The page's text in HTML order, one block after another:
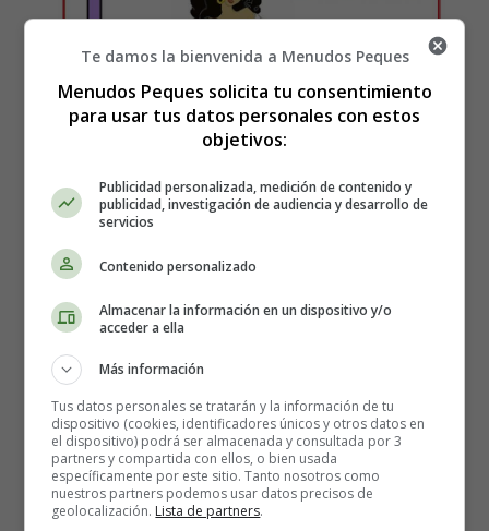
Detalles
Escrito por:
Última actualización: 02 Abril 2013
¿Qué hay entre los dos
coches?
Recursos Educativos -
Te damos la bienvenida a Menudos Peques
Menudos Peques solicita tu consentimiento
para usar tus datos personales con estos
objetivos:
Publicidad personalizada, medición de contenido y
publicidad, investigación de audiencia y desarrollo de
servicios
Contenido personalizado
Almacenar la información en un dispositivo y/o
acceder a ella
Más información
Tus datos personales se tratarán y la información de tu
dispositivo (cookies, identificadores únicos y otros datos en
el dispositivo) podrá ser almacenada y consultada por 3
partners y compartida con ellos, o bien usada
específicamente por este sitio. Tanto nosotros como
nuestros partners podemos usar datos precisos de
geolocalización. Lista de partners.